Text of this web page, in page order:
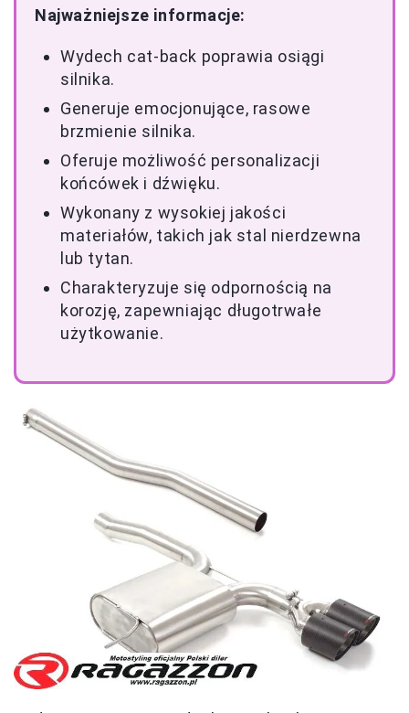
Najważniejsze informacje:
Wydech cat-back poprawia osiągi
silnika.
Generuje emocjonujące, rasowe
brzmienie silnika.
Oferuje możliwość personalizacji
końcówek i dźwięku.
Wykonany z wysokiej jakości
materiałów, takich jak stal nierdzewna
lub tytan.
Charakteryzuje się odpornością na
korozję, zapewniając długotrwałe
użytkowanie.